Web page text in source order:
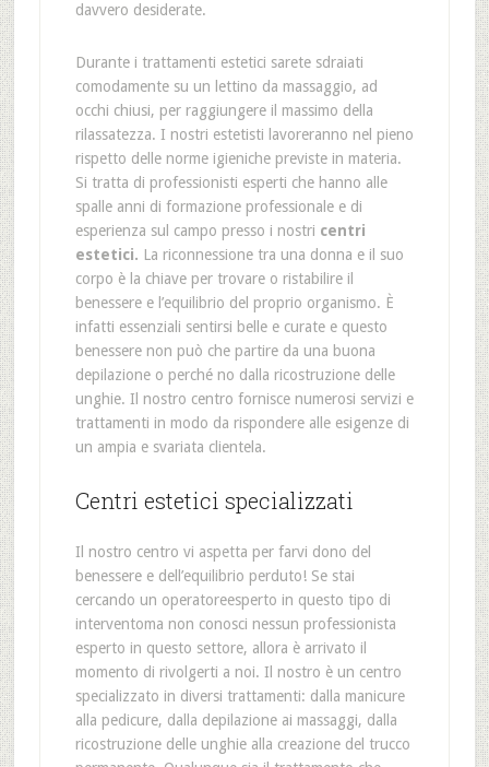
davvero desiderate.
Durante i trattamenti estetici sarete sdraiati
comodamente su un lettino da massaggio, ad
occhi chiusi, per raggiungere il massimo della
rilassatezza. I nostri estetisti lavoreranno nel pieno
rispetto delle norme igieniche previste in materia.
Si tratta di professionisti esperti che hanno alle
spalle anni di formazione professionale e di
esperienza sul campo presso i nostri centri
estetici. La riconnessione tra una donna e il suo
corpo è la chiave per trovare o ristabilire il
benessere e l’equilibrio del proprio organismo. È
infatti essenziali sentirsi belle e curate e questo
benessere non può che partire da una buona
depilazione o perché no dalla ricostruzione delle
unghie. Il nostro centro fornisce numerosi servizi e
trattamenti in modo da rispondere alle esigenze di
un ampia e svariata clientela.
Centri estetici specializzati
Il nostro centro vi aspetta per farvi dono del
benessere e dell’equilibrio perduto! Se stai
cercando un operatoreesperto in questo tipo di
interventoma non conosci nessun professionista
esperto in questo settore, allora è arrivato il
momento di rivolgerti a noi. Il nostro è un centro
specializzato in diversi trattamenti: dalla manicure
alla pedicure, dalla depilazione ai massaggi, dalla
ricostruzione delle unghie alla creazione del trucco